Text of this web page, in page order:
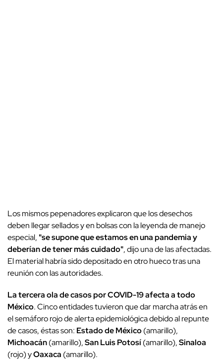
Los mismos pepenadores explicaron que los desechos
deben llegar sellados y en bolsas con la leyenda de manejo
especial, "se supone que estamos en una pandemia y
deberían de tener más cuidado", dijo una de las afectadas.
El material habría sido depositado en otro hueco tras una
reunión con las autoridades.
La tercera ola de casos por COVID-19 afecta a todo
México. Cinco entidades tuvieron que dar marcha atrás en
el semáforo rojo de alerta epidemiológica debido al repunte
de casos, éstas son: Estado de México(amarillo),
Michoacán(amarillo),San Luis Potosí(amarillo),Sinaloa
(rojo) yOaxaca (amarillo).